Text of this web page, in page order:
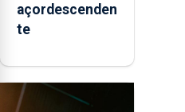
açordescenden
te